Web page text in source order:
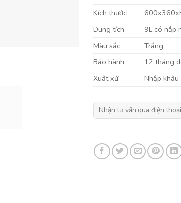
Kích thước
Dung tích
9L có nắp
Màu sắc
Trắng
Bảo hành
12 tháng
Xuất xứ
Nhập khẩu